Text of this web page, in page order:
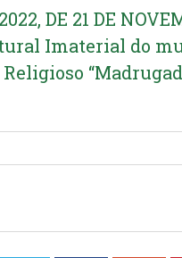
DE 21 DE
Imaterial do